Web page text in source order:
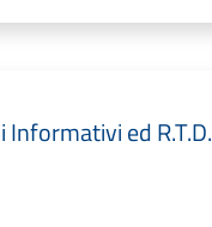
Informativi ed R.T.D.